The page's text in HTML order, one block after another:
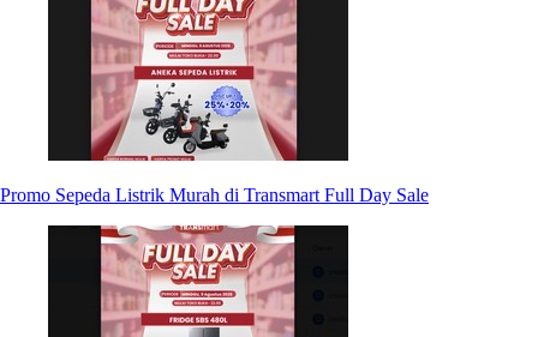
Promo Sepeda Listrik Murah di Transmart Full Day Sale